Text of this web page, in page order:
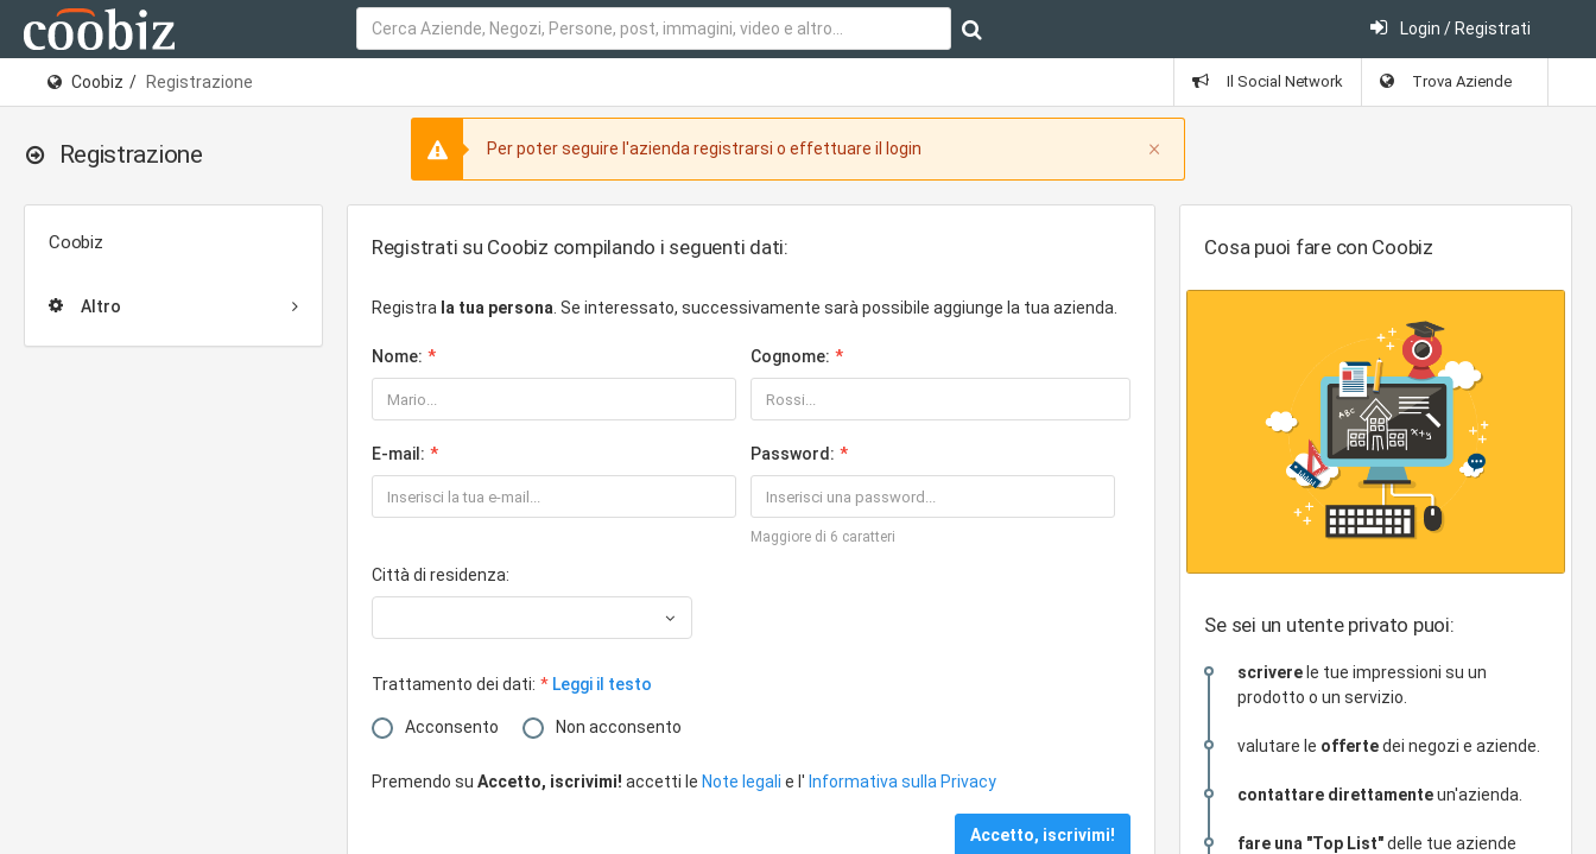
Login / Registrati
Coobiz Registrazione Il Social Network Trova Aziende
Registrazione ×
Per poter seguire l'azienda registrarsi o effettuare il login
Coobiz
Altro
Registrati su Coobiz compilando i seguenti dati:
Registra la tua persona . Se interessato, successivamente sarà possibile aggiunge la tua azienda.
Nome: Cognome:
E-mail: Password:
Maggiore di 6 caratteri
Città di residenza:
Trattamento dei dati: Leggi il testo
Acconsento Non acconsento
Premendo su Accetto, iscrivimi! accetti le Note legali e l' Informativa sulla Privacy
Cosa puoi fare con Coobiz
Se sei un utente privato puoi:
scrivere le tue impressioni su un
prodotto o un servizio.
valutare le offertedei negozi e aziende.
contattare direttamenteun'azienda.
fare una "Top List"delle tue aziende